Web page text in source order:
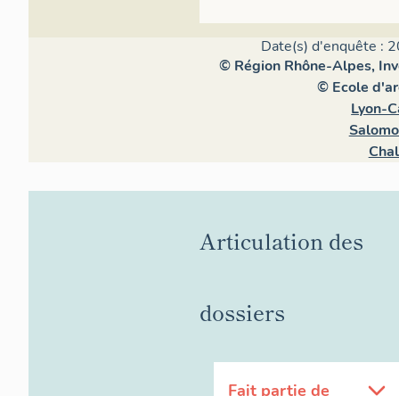
Cette
du
habiter. Les
divertir, en
développer.
Date(s) d'enquête :
© Région Rhône-Alpes,
© Ecole
Lyon-
Articulation des
dossiers
Fait partie de